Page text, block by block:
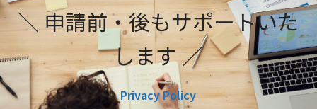
＼ 申請前・後もサポートいた
します ／
Privacy Policy